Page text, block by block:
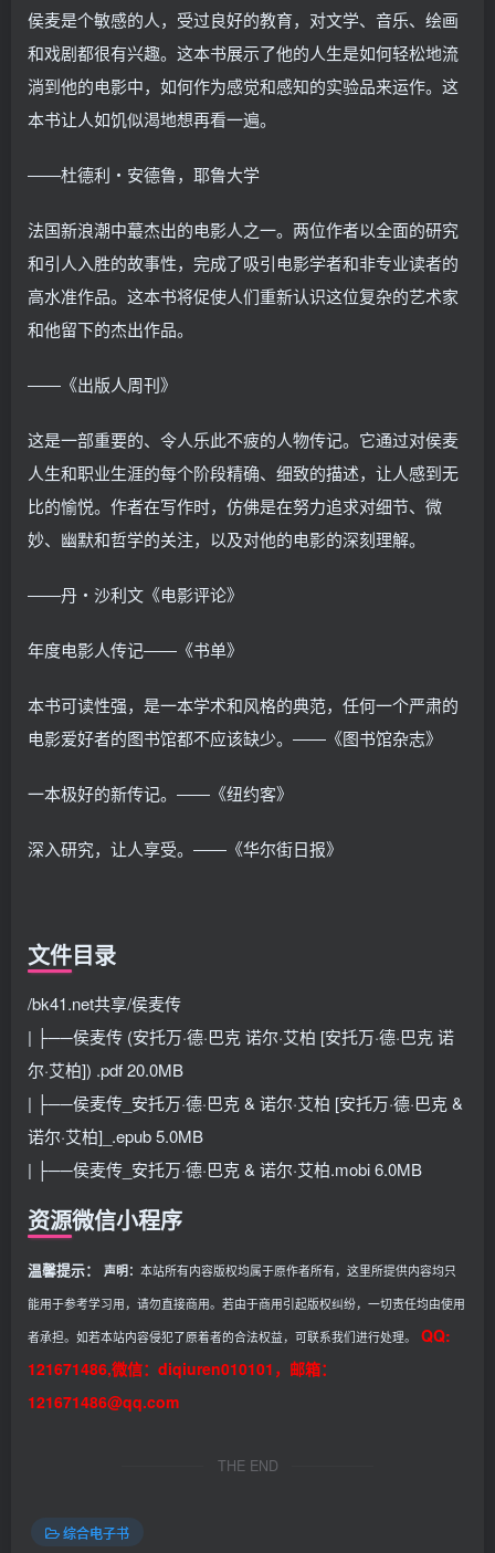
侯麦是个敏感的人，受过良好的教育，对文学、音乐、绘画
和戏剧都很有兴趣。这本书展示了他的人生是如何轻松地流
淌到他的电影中，如何作为感觉和感知的实验品来运作。这
本书让人如饥似渴地想再看一遍。
――杜德利・安德鲁，耶鲁大学
法国新浪潮中蕞杰出的电影人之一。两位作者以全面的研究
和引人入胜的故事性，完成了吸引电影学者和非专业读者的
高水准作品。这本书将促使人们重新认识这位复杂的艺术家
和他留下的杰出作品。
――《出版人周刊》
这是一部重要的、令人乐此不疲的人物传记。它通过对侯麦
人生和职业生涯的每个阶段精确、细致的描述，让人感到无
比的愉悦。作者在写作时，仿佛是在努力追求对细节、微
妙、幽默和哲学的关注，以及对他的电影的深刻理解。
――丹・沙利文《电影评论》
年度电影人传记――《书单》
本书可读性强，是一本学术和风格的典范，任何一个严肃的
电影爱好者的图书馆都不应该缺少。――《图书馆杂志》
一本极好的新传记。――《纽约客》
深入研究，让人享受。――《华尔街日报》
文件目录
/bk41.net共享/侯麦传
| ├──侯麦传 (安托万·德·巴克 诺尔·艾柏 [安托万·德·巴克 诺
尔·艾柏]) .pdf 20.0MB
| ├──侯麦传_安托万·德·巴克 & 诺尔·艾柏 [安托万·德·巴克 &
诺尔·艾柏]_.epub 5.0MB
| ├──侯麦传_安托万·德·巴克 & 诺尔·艾柏.mobi 6.0MB
资源微信小程序
温馨提示： 声明： 本站所有内容版权均属于原作者所有，这里所提供内容均只
能用于参考学习用，请勿直接商用。若由于商用引起版权纠纷，一切责任均由使用
者承担。如若本站内容侵犯了原着者的合法权益，可联系我们进行处理。
QQ:
121671486,微信：diqiuren010101，邮箱：
121671486@qq.com
THE END
综合电子书